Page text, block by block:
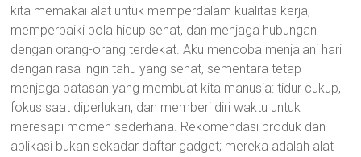
kita memakai alat untuk memperdalam kualitas kerja,
memperbaiki pola hidup sehat, dan menjaga hubungan
dengan orang-orang terdekat. Aku mencoba menjalani hari
dengan rasa ingin tahu yang sehat, sementara tetap
menjaga batasan yang membuat kita manusia: tidur cukup,
fokus saat diperlukan, dan memberi diri waktu untuk
meresapi momen sederhana. Rekomendasi produk dan
aplikasi bukan sekadar daftar gadget; mereka adalah alat